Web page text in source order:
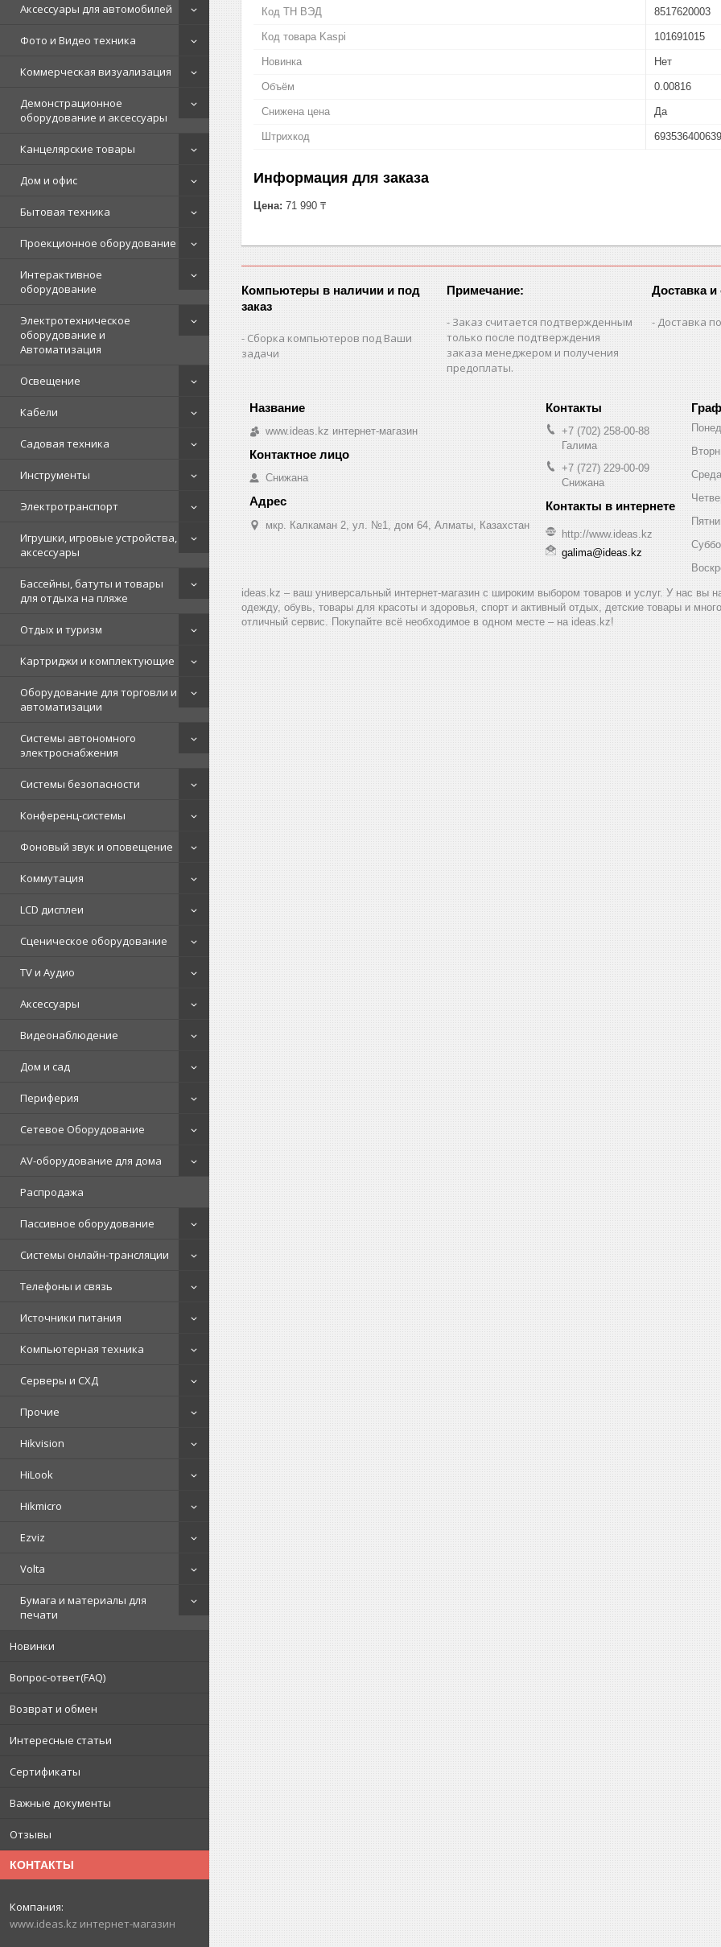
Аксессуары для автомобилей
Фото и Видео техника
Коммерческая визуализация
Демонстрационное
оборудование и аксессуары
Канцелярские товары
Дом и офис
Бытовая техника
Проекционное оборудование
Интерактивное
оборудование
Электротехническое
оборудование и
Автоматизация
Освещение
Кабели
Садовая техника
Инструменты
Электротранспорт
Игрушки, игровые устройства,
аксессуары
Бассейны, батуты и товары
для отдыха на пляже
Отдых и туризм
Картриджи и комплектующие
Оборудование для торговли и
автоматизации
Системы автономного
электроснабжения
Системы безопасности
Конференц-системы
Фоновый звук и оповещение
Коммутация
LCD дисплеи
Сценическое оборудование
TV и Аудио
Аксессуары
Видеонаблюдение
Дом и сад
Периферия
Сетевое Оборудование
AV-оборудование для дома
Распродажа
Пассивное оборудование
Системы онлайн-трансляции
Телефоны и связь
Источники питания
Компьютерная техника
Серверы и СХД
Прочие
Hikvision
HiLook
Hikmicro
Ezviz
Volta
Бумага и материалы для
печати
Новинки
Вопрос-ответ(FAQ)
Возврат и обмен
Интересные статьи
Сертификаты
Важные документы
Отзывы
КОНТАКТЫ
www.ideas.kz интернет-магазин
Код ТН ВЭД 8517620003
Код товара Kaspi 101691015
Новинка Нет
Объём 0.00816
Снижена цена Да
Штрихкод
Информация для заказа
Цена: 71 990 ₸
Компьютеры в наличии и под
заказ
Сборка компьютеров под Ваши
задачи
Примечание:
Заказ считается подтвержденным
только после подтверждения
заказа менеджером и получения
предоплаты.
Доставка и
Доставка
www.ideas.kz интернет-магазин
Снижана
мкр. Калкаман 2, ул. №1, дом 64, Алматы, Казахстан
+7 (702) 258-00-88
Галима
+7 (727) 229-00-09
Снижана
http://www.ideas.kz
galima@ideas.kz
Среда
ideas.kz – ваш универсальный интернет-магазин с широким выбором товаров и услуг. У нас вы
одежду, обувь, товары для красоты и здоровья, спорт и активный отдых, детские товары и
отличный сервис. Покупайте всё необходимое в одном месте – на ideas.kz!